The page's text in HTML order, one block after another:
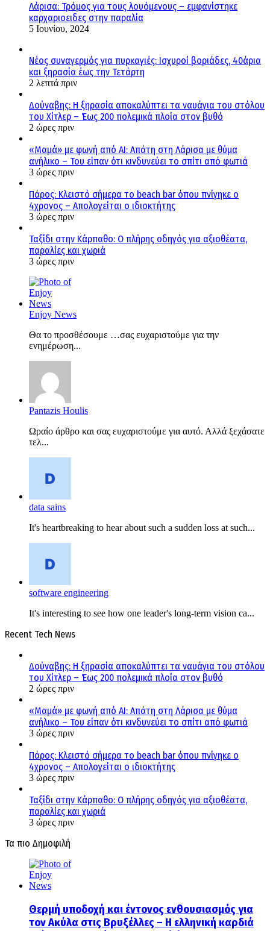
Λάρισα: Τρόμος για τους λουόμενους – εμφανίστηκε
καρχαριοειδες στην παραλία
5 Ιουνίου, 2024
Νέος συναγερμός για πυρκαγιές: Ισχυροί βοριάδες, 40άρια
και ξηρασία έως την Τετάρτη
2 λεπτά πριν
Δούναβης: Η ξηρασία αποκαλύπτει τα ναυάγια του στόλου
του Χίτλερ – Έως 200 πολεμικά πλοία στον βυθό
2 ώρες πριν
«Μαμά» με φωνή από AI: Απάτη στη Λάρισα με θύμα
ανήλικο – Του είπαν ότι κινδυνεύει το σπίτι από φωτιά
3 ώρες πριν
Πάρος: Κλειστό σήμερα το beach bar όπου πνίγηκε ο
4χρονος – Απολογείται ο ιδιοκτήτης
3 ώρες πριν
Ταξίδι στην Κάρπαθο: Ο πλήρης οδηγός για αξιοθέατα,
παραλίες και χωριά
3 ώρες πριν
Enjoy News
Θα το προσθέσουμε …σας ευχαριστούμε για την
ενημέρωση...
Pantazis Houlis
Ωραίο άρθρο και σας ευχαριστούμε για αυτό. Αλλά ξεχάσατε
τελ...
data sains
It's heartbreaking to hear about such a sudden loss at such...
software engineering
It's interesting to see how one leader's long-term vision ca...
Recent Tech News
Δούναβης: Η ξηρασία αποκαλύπτει τα ναυάγια του στόλου
του Χίτλερ – Έως 200 πολεμικά πλοία στον βυθό
2 ώρες πριν
«Μαμά» με φωνή από AI: Απάτη στη Λάρισα με θύμα
ανήλικο – Του είπαν ότι κινδυνεύει το σπίτι από φωτιά
3 ώρες πριν
Πάρος: Κλειστό σήμερα το beach bar όπου πνίγηκε ο
4χρονος – Απολογείται ο ιδιοκτήτης
3 ώρες πριν
Ταξίδι στην Κάρπαθο: Ο πλήρης οδηγός για αξιοθέατα,
παραλίες και χωριά
3 ώρες πριν
Τα πιο Δημοφιλή
Θερμή υποδοχή και έντονος ενθουσιασμός για
τον Ακύλα στις Βρυξέλλες – Η ελληνική καρδιά